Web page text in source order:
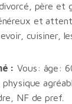
père et
et
cuisiner,
: Vous: âge:
NF de pref.